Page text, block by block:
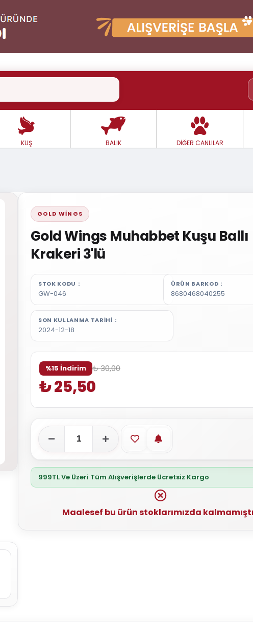
KUŞ BALIK DİĞER CANLILAR
GOLD WINGS
Gold Wings Muhabbet Kuşu Ballı
Krakeri 3'lü
STOK KODU
GW-046
ÜRÜN BARKOD
8680468040255
SON KULLANMA TARIHI
2024-12-18
%15 İndirim ₺ 30,00
₺ 25,50
Favorilere ekle
Stoğa gelince haber ver
999TL Ve Üzeri Tüm Alışverişlerde Ücretsiz Kargo
Maalesef bu ürün stoklarımızda